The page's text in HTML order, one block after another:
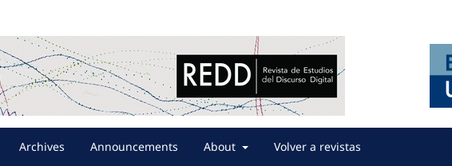
Archives Announcements About Volver a revistas